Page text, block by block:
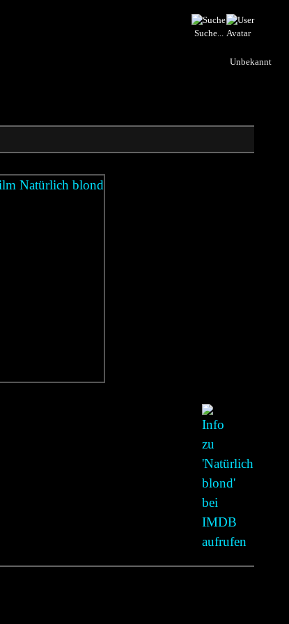
Suche...
Unbekannt